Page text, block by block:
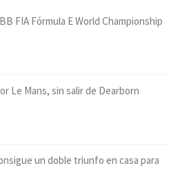
FIA Fórmula E World Championship
Le Mans, sin salir de Dearborn
un doble triunfo en casa para